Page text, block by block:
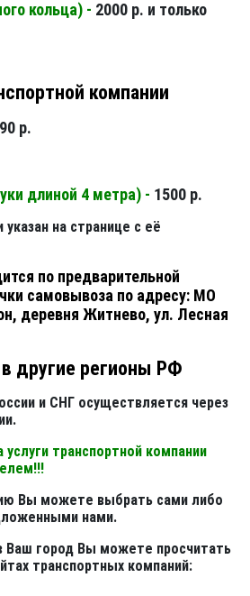
кольца) - 2000 р. и только
компании
р.
длиной 4 метра) - 1500 р.
на странице с её
по предварительной
самовывоза по адресу: МО
деревня Житнево, ул. Лесная
другие регионы РФ
и СНГ осуществляется через
транспортной компании
Вы можете выбрать сами либо
нами.
Ваш город Вы можете просчитать
транспортных компаний: